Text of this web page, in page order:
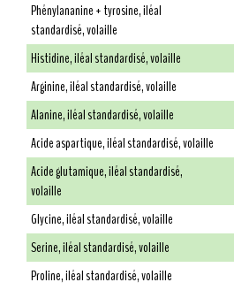
Phénylananine + tyrosine, iléal
standardisé, volaille
Histidine, iléal standardisé, volaille
Arginine, iléal standardisé, volaille
Alanine, iléal standardisé, volaille
Acide aspartique, iléal standardisé, volaille
Acide glutamique, iléal standardisé,
volaille
Glycine, iléal standardisé, volaille
Serine, iléal standardisé, volaille
Proline, iléal standardisé, volaille